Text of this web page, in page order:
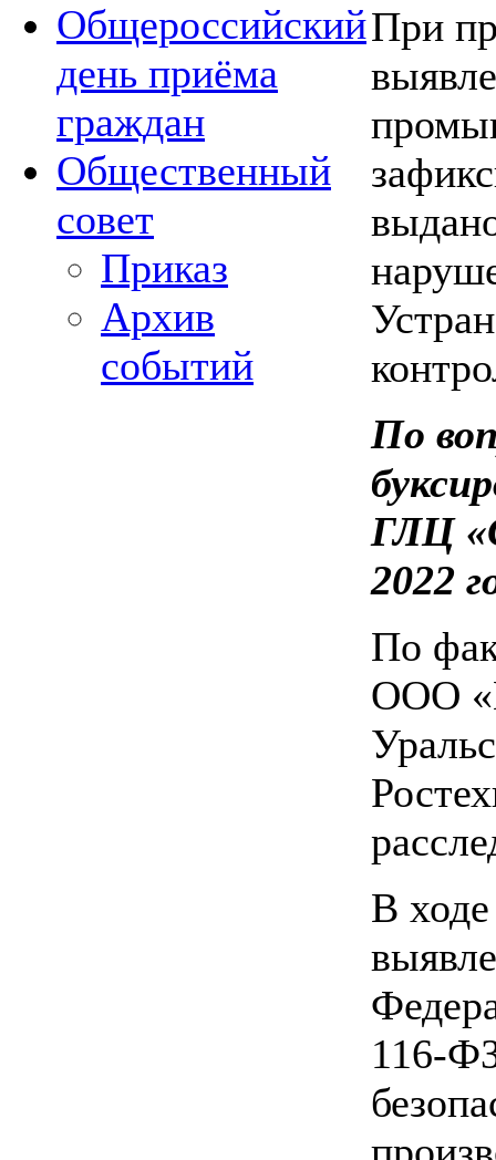
Общероссийский
день приёма
граждан
Общественный
совет
Приказ
Архив
событий
При
По
ГЛЦ
2022
По
ООО
В ходе
116-